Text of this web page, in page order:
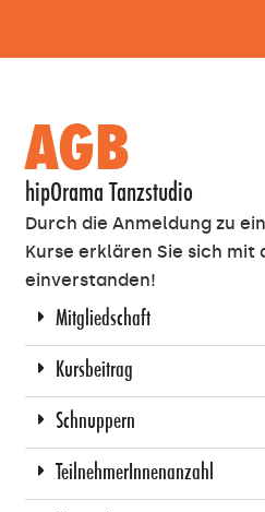
AGB
hipOrama Tanzstudio
Durch die Anmeldung zu
Kurse erklären Sie sich mit
einverstanden!
Mitgliedschaft
Kursbeitrag
Schnuppern
TeilnehmerInnenanzahl